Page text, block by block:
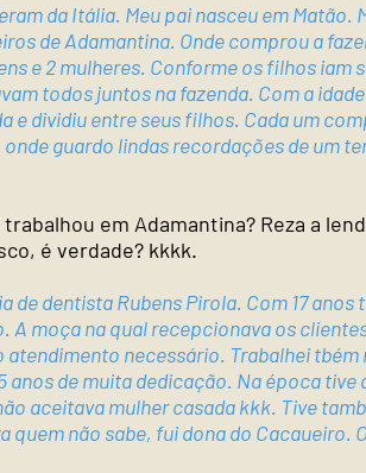
da Itália. Meu pai nasceu em Matão.
de Adamantina. Onde comprou a
e 2 mulheres. Conforme os filhos iam
todos juntos na fazenda. Com a idade
e dividiu entre seus filhos. Cada um
guardo lindas recordações de um
em Adamantina? Reza a
é verdade? kkkk.
de dentista Rubens Pirola. Com 17 anos
A moça na qual recepcionava os
necessário. Trabalhei tbém
anos de muita dedicação. Na época tive
aceitava mulher casada kkk. Tive
quem não sabe, fui dona do Cacaueiro.